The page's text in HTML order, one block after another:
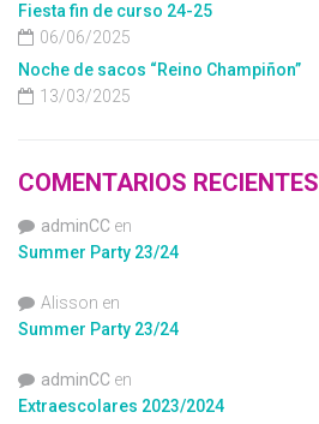
Fiesta fin de curso 24-25
06/06/2025
Noche de sacos “Reino Champiñon”
13/03/2025
COMENTARIOS RECIENTES
adminCC en
Summer Party 23/24
Alisson en
Summer Party 23/24
adminCC en
Extraescolares 2023/2024